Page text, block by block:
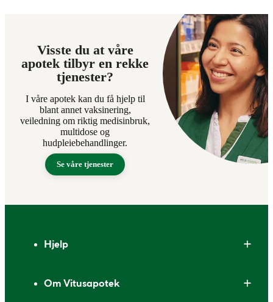
Visste du at våre
apotek tilbyr en rekke
tjenester?
I våre apotek kan du få hjelp til
blant annet vaksinering,
veiledning om riktig medisinbruk,
multidose og
hudpleiebehandlinger.
Se våre tjenester
Hjelp
Om Vitusapotek